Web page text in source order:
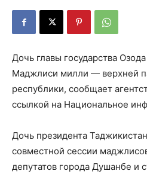
Дочь главы государства
Маджлиси милли — верхней
республики, сообщает
ссылкой на Национальное
Дочь президента
совместной сессии
депутатов города Душанбе и